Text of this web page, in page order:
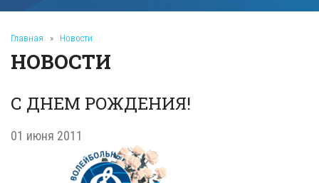
Главная » Новости
НОВОСТИ
С ДНЕМ РОЖДЕНИЯ!
01 июня 2011